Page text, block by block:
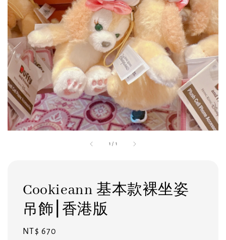
1 / 1
Cookieann 基本款裸坐姿
吊飾⎮香港版
Regular
NT$ 670